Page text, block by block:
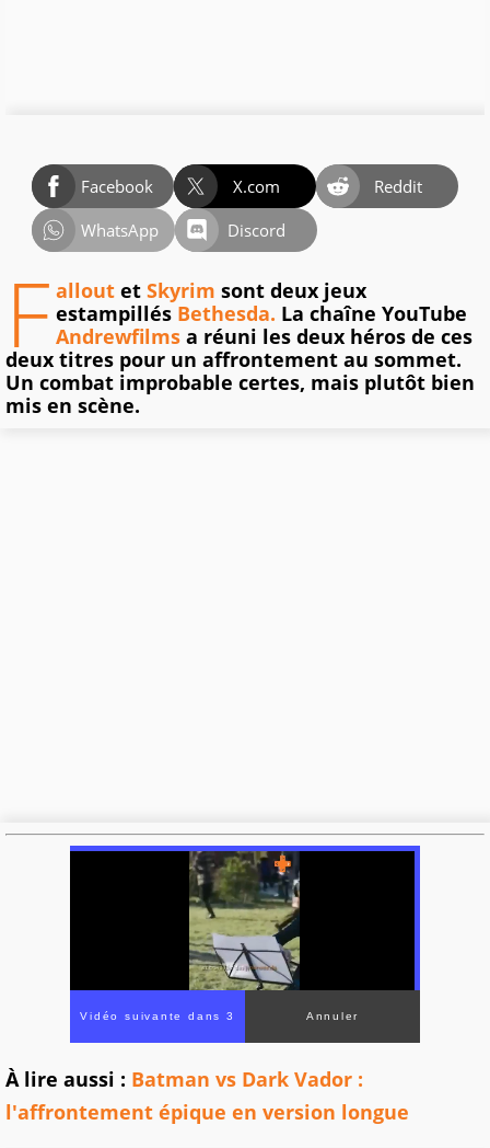
Facebook X.com
Reddit
WhatsApp
Discord
F allout et Skyrim sont deux jeux
estampillés Bethesda. La chaîne YouTube
Andrewfilms a réuni les deux héros de ces
deux titres pour un affrontement au sommet.
Un combat improbable certes, mais plutôt bien
mis en scène.
À lire aussi : Batman vs Dark Vador :
l'affrontement épique en version longue